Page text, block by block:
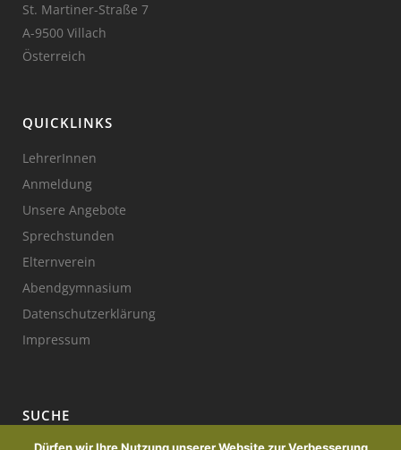
St. Martiner-Straße 7
A-9500 Villach
Österreich
QUICKLINKS
LehrerInnen
Anmeldung
Unsere Angebote
Sprechstunden
Elternverein
Abendgymnasium
Datenschutzerklärung
Impressum
SUCHE